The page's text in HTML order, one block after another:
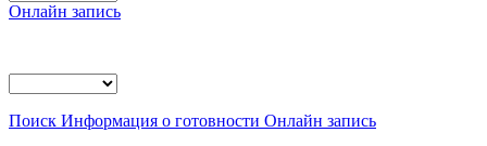
Онлайн запись
Поиск Информация о готовности Онлайн запись